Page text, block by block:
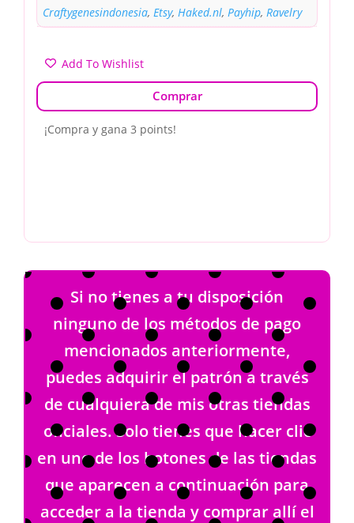
Craftygenesindonesia, Etsy, Haked.nl, Payhip, Ravelry
Add To Wishlist
Comprar
¡Compra y gana 3 points!
Si no tienes a tu disposición
ninguno de los métodos de pago
mencionados anteriormente,
puedes adquirir el patrón a través
de cualquiera de mis otras tiendas
oficiales. Solo tienes que hacer clic
en uno de los botones de las tiendas
que aparecen a continuación para
acceder a la tienda y comprar allí el